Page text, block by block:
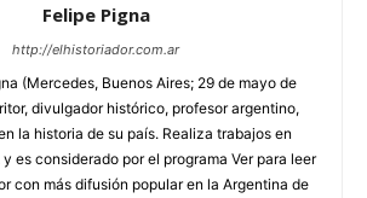
Felipe Pigna
http://elhistoriador.com.ar
(Mercedes, Buenos Aires; 29 de mayo de
divulgador histórico, profesor argentino,
la historia de su país. Realiza trabajos en
es considerado por el programa Ver para leer
con más difusión popular en la Argentina de